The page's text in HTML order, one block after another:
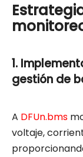
1.
gestión de
A DFUn.bms
voltaje,